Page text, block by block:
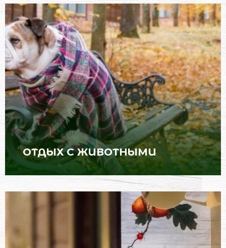
ПЕРЕЙТИ
ОТДЫХ С ЖИВОТНЫМИ
Отель Фореста один из немногих
загородных отелей в Подмосковье,
который принимает на отдых с
животными. Питомец может проживать
вместе с хозяевами в номере или
коттедже.